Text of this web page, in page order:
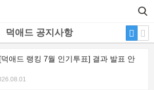
덕애드 공지사항
[덕애드 랭킹 7월 인기투표] 결과 발표 안